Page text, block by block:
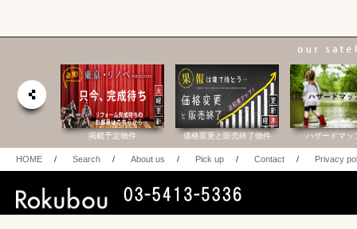
掲載予定物件 価格変更と販売終了物件 ハザードマッ
HOME / Search / About us / Pick up / Contact / Privacy